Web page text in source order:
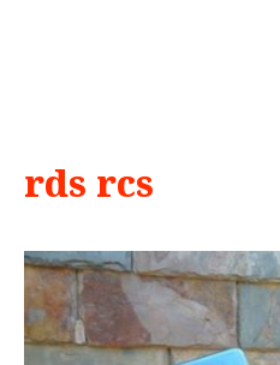
rds rcs